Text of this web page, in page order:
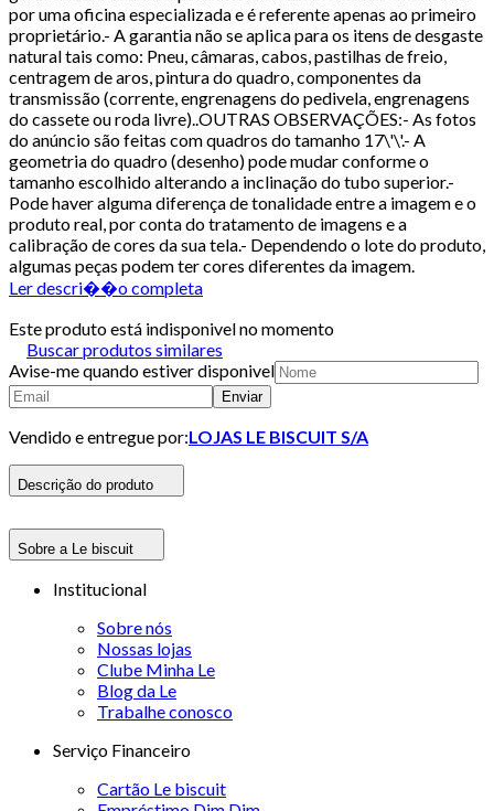
por uma oficina especializada e é referente apenas ao primeiro
proprietário.- A garantia não se aplica para os itens de desgaste
natural tais como: Pneu, câmaras, cabos, pastilhas de freio,
centragem de aros, pintura do quadro, componentes da
transmissão (corrente, engrenagens do pedivela, engrenagens
do cassete ou roda livre)..OUTRAS OBSERVAÇÕES:- As fotos
do anúncio são feitas com quadros do tamanho 17\'\'.- A
geometria do quadro (desenho) pode mudar conforme o
tamanho escolhido alterando a inclinação do tubo superior.-
Pode haver alguma diferença de tonalidade entre a imagem e o
produto real, por conta do tratamento de imagens e a
calibração de cores da sua tela.- Dependendo o lote do produto,
algumas peças podem ter cores diferentes da imagem.
Ler descri��o completa
Este produto está indisponivel no momento
Buscar produtos similares
Avise-me quando estiver disponivel
Enviar
Vendido e entregue por:LOJAS LE BISCUIT S/A
Descrição do produto
Sobre a Le biscuit
Institucional
Sobre nós
Nossas lojas
Clube Minha Le
Blog da Le
Trabalhe conosco
Serviço Financeiro
Cartão Le biscuit